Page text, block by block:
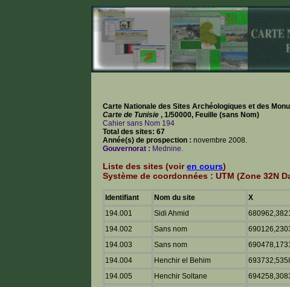
Carte Nationale des Sites Archéologiques et des
Carte de Tunisie, 1/50000, Feuille (sans Nom)
Cahier sans Nom 194
Total des sites: 67
Année(s) de prospection :novembre 2008.
Gouvernorat : Mednine.
Liste des sites (voiren cours)
Système de coordonnées : UTM (Zone 32N
Identifiant Nom du site X
194.001
Sidi Ahmid
194.002
Sans nom
194.003
Sans nom
194.004
Henchir el Behim
194.005
Henchir Soltane